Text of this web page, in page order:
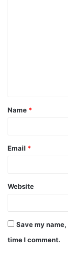
t
*
Name *
Email *
Website
Save my
time I comment.